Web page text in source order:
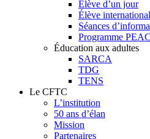
Élève d’un jour
Élève international
Séances
Programme
Éducation aux adultes
SARCA
TDG
TENS
Le CFTC
L’institution
50 ans d’élan
Mission
Partenaires